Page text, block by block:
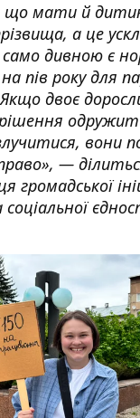
що мати й
а це
дивною є
пів року для
двоє
вони
—
громадської